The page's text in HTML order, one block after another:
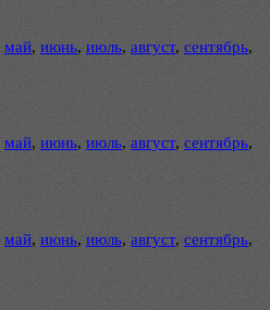
май, июнь, июль, август, сентябрь,
май, июнь, июль, август, сентябрь,
май, июнь, июль, август, сентябрь,